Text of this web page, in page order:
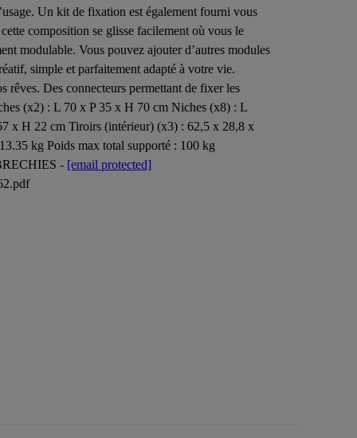
Un kit de fixation est également fourni vous
composition se glisse facilement où vous le
modulable. Vous pouvez ajouter d’autres modules
simple et parfaitement adapté à votre vie.
rêves. Des connecteurs permettant de fixer les
(x2) : L 70 x P 35 x H 70 cm Niches (x8) : L
x H 22 cm Tiroirs (intérieur) (x3) : 62,5 x 28,8 x
kg Poids max total supporté : 100 kg
- [email protected]